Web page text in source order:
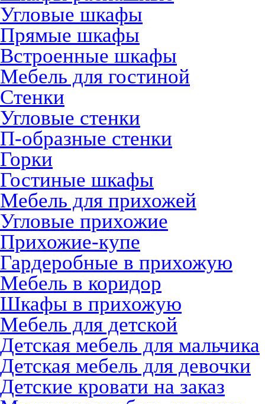
Угловые шкафы
Прямые шкафы
Встроенные шкафы
Мебель для гостиной
Стенки
Угловые стенки
П-образные стенки
Горки
Гостиные шкафы
Мебель для прихожей
Угловые прихожие
Прихожие-купе
Гардеробные в прихожую
Мебель в коридор
Шкафы в прихожую
Мебель для детской
Детская мебель для мальчика
Детская мебель для девочки
Детские кровати на заказ